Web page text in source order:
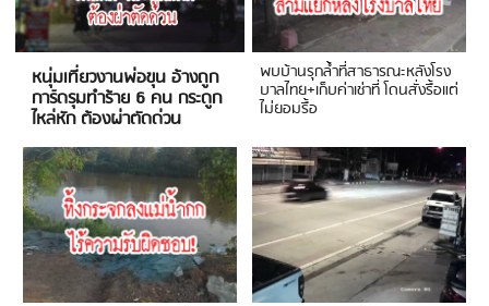
หนุ่มเที่ยวงานพ่อขุน อ้างถูก
การ์ดรุมทำร้าย 6 คน กระดูก
ไหล่หัก ต้องผ่าตัดด่วน
พบบ้านรุกล้ำที่สาธารณะหลังโรง
บาลไทย+เก็บค่าเช่าที่ โดนสั่งรื้อแต่
ไม่ยอมรื้อ